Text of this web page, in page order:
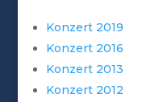
Konzert 2019
Konzert 2016
Konzert 2013
Konzert 2012